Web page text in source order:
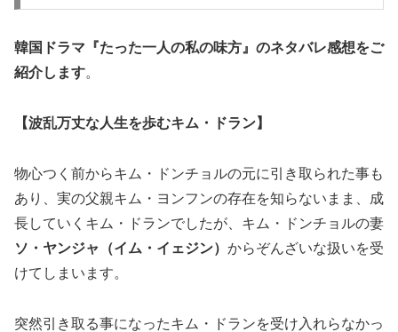
韓国ドラマ『たった一人の私の味方』のネタバレ感想をご
紹介します。
【波乱万丈な人生を歩むキム・ドラン】
物心つく前からキム・ドンチョルの元に引き取られた事も
あり、実の父親キム・ヨンフンの存在を知らないまま、成
長していくキム・ドランでしたが、キム・ドンチョルの妻
ソ・ヤンジャ（イム・イェジン） からぞんざいな扱いを受
けてしまいます。
突然引き取る事になったキム・ドランを受け入れらなかっ